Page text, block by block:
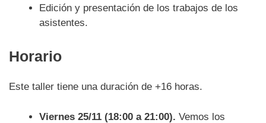
Edición y presentación de los trabajos de los
asistentes.
Horario
Este taller tiene una duración de +16 horas.
Viernes 25/11 (18:00 a 21:00). Vemos los